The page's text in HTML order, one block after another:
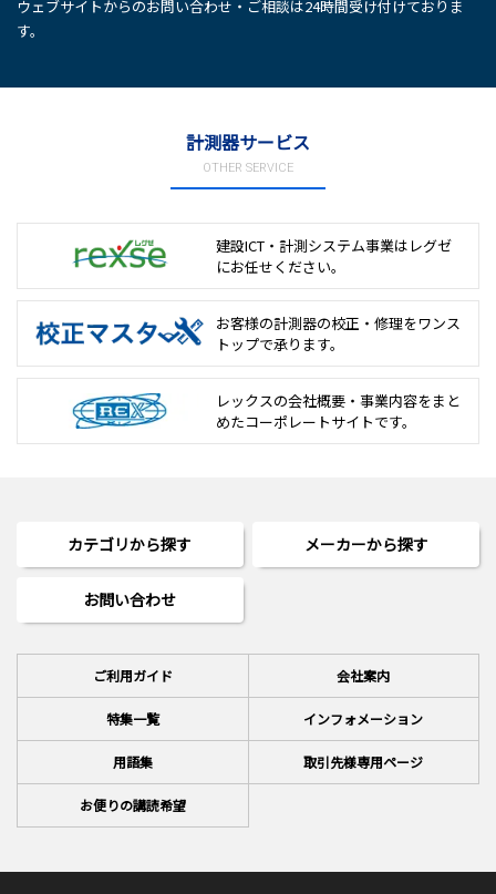
ウェブサイトからのお問い合わせ・ご相談は24時間受け付けておりま
す。
計測器サービス
OTHER SERVICE
建設ICT・計測システム事業は レグゼ
にお任せください。
お客様の計測器の校正・修理をワンス
トップで承ります。
レックスの会社概要・事業内容をまと
めたコーポレートサイトです。
カテゴリから探す メーカーから探す
お問い合わせ
ご利用ガイド 会社案内
特集一覧 インフォメーション
用語集 取引先様専用ページ
お便りの講読希望